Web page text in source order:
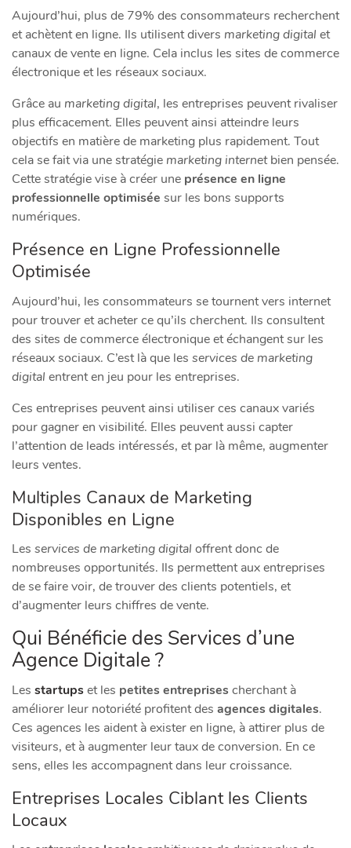
Aujourd’hui, plus de 79% des consommateurs recherchent
et achètent en ligne. Ils utilisent divers marketing digital et
canaux de vente en ligne. Cela inclus les sites de commerce
électronique et les réseaux sociaux.
Grâce au marketing digital, les entreprises peuvent rivaliser
plus efficacement. Elles peuvent ainsi atteindre leurs
objectifs en matière de marketing plus rapidement. Tout
cela se fait via une stratégie marketing internetbien pensée.
Cette stratégie vise à créer une présence en ligne
professionnelle optimisée sur les bons supports
numériques.
Présence en Ligne Professionnelle
Optimisée
Aujourd’hui, les consommateurs se tournent vers internet
pour trouver et acheter ce qu’ils cherchent. Ils consultent
des sites de commerce électronique et échangent sur les
réseaux sociaux. C’est là que les services de marketing
digital entrent en jeu pour les entreprises.
Ces entreprises peuvent ainsi utiliser ces canaux variés
pour gagner en visibilité. Elles peuvent aussi capter
l’attention de leads intéressés, et par là même, augmenter
leurs ventes.
Multiples Canaux de Marketing
Disponibles en Ligne
Les services de marketing digital offrent donc de
nombreuses opportunités. Ils permettent aux entreprises
de se faire voir, de trouver des clients potentiels, et
d’augmenter leurs chiffres de vente.
Qui Bénéficie des Services d’une
Agence Digitale ?
Les startupset les petites entreprisescherchant à
améliorer leur notoriété profitent des agences digitales.
Ces agences les aident à exister en ligne, à attirer plus de
visiteurs, et à augmenter leur taux de conversion. En ce
sens, elles les accompagnent dans leur croissance.
Entreprises Locales Ciblant les Clients
Locaux